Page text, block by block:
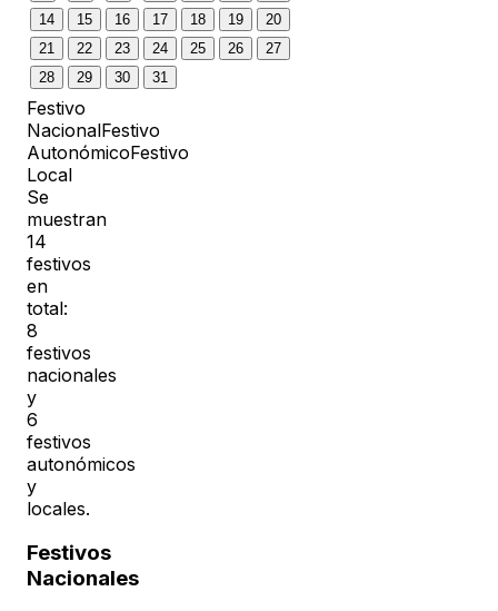
14
15 16 17 18 19
20
21
22 23 24 25 26
27
28
29 30 31
Festivo
NacionalFestivo
AutonómicoFestivo
Local
Se
muestran
14
festivos
en
total:
8
festivos
nacionales
y
6
festivos
autonómicos
y
locales.
Festivos
Nacionales